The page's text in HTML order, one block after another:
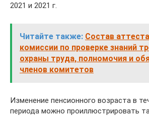
2021 и 2021 г.
Читайте также: Состав
комиссии по проверке знаний
охраны труда, полномочия и
членов комитетов
Изменение пенсионного возраста в
периода можно проиллюстрировать